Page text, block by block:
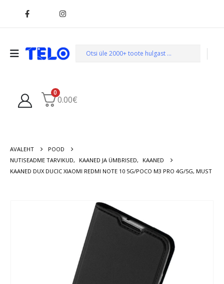
0
0.00€
AVALEHT
POOD
NUTISEADME TARVIKUD, KAANED JA ÜMBRISED,
KAANED
KAANED DUX DUCIC XIAOMI REDMI NOTE 10 5G/POCO M3 PRO 4G/5G, MUST